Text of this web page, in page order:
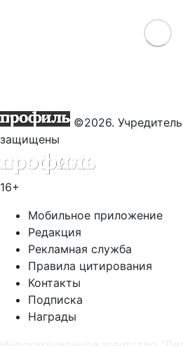
Load More
©2026.
защищены
16+
Мобильное приложение
Редакция
Рекламная служба
Правила цитирования
Контакты
Подписка
Награды